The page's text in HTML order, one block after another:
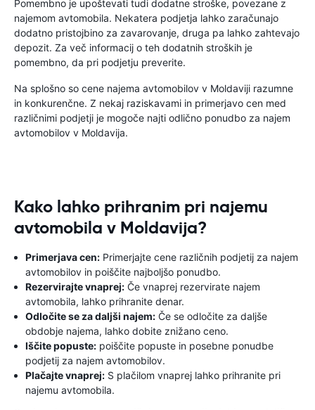
Pomembno je upoštevati tudi dodatne stroške, povezane z
najemom avtomobila. Nekatera podjetja lahko zaračunajo
dodatno pristojbino za zavarovanje, druga pa lahko zahtevajo
depozit. Za več informacij o teh dodatnih stroških je
pomembno, da pri podjetju preverite.
Na splošno so cene najema avtomobilov v Moldaviji razumne
in konkurenčne. Z nekaj raziskavami in primerjavo cen med
različnimi podjetji je mogoče najti odlično ponudbo za najem
avtomobilov v Moldavija.
Kako lahko prihranim pri najemu
avtomobila v Moldavija?
Primerjava cen: Primerjajte cene različnih podjetij za najem
avtomobilov in poiščite najboljšo ponudbo.
Rezervirajte vnaprej: Če vnaprej rezervirate najem
avtomobila, lahko prihranite denar.
Odločite se za daljši najem: Če se odločite za daljše
obdobje najema, lahko dobite znižano ceno.
Iščite popuste: poiščite popuste in posebne ponudbe
podjetij za najem avtomobilov.
Plačajte vnaprej: S plačilom vnaprej lahko prihranite pri
najemu avtomobila.